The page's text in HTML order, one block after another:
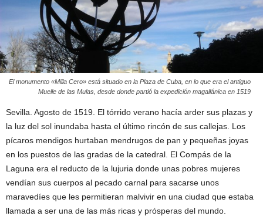
El monumento «Milla Cero» está situado en la Plaza de Cuba, en lo que era el antiguo
Muelle de las Mulas, desde donde partió la expedición magallánica en 1519
Sevilla. Agosto de 1519. El tórrido verano hacía arder sus plazas y
la luz del sol inundaba hasta el último rincón de sus callejas. Los
pícaros mendigos hurtaban mendrugos de pan y pequeñas joyas
en los puestos de las gradas de la catedral. El Compás de la
Laguna era el reducto de la lujuria donde unas pobres mujeres
vendían sus cuerpos al pecado carnal para sacarse unos
maravedíes que les permitieran malvivir en una ciudad que estaba
llamada a ser una de las más ricas y prósperas del mundo.